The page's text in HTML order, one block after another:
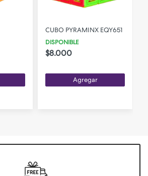
CUBO PYRAMINX EQY651
DISPONIBLE
$8.000
Agregar